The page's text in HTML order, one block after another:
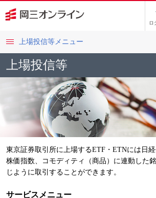
ロ
上場投信等メニュー
上場投信等
東京証券取引所に上場するETF・ETNには日
株価指数、コモディティ（商品）に連動した
じように取引することができます。
サービスメニュー